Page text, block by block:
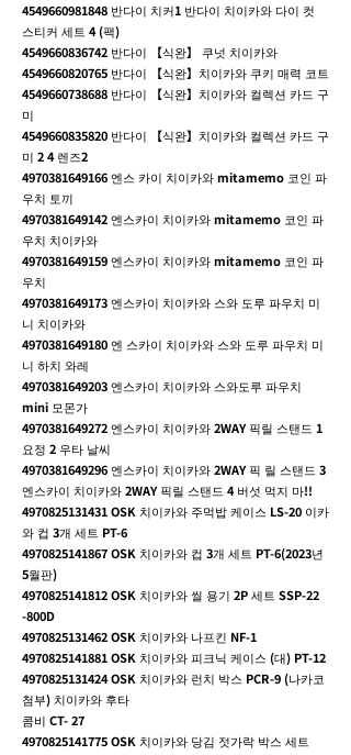
4549660981848 반다이 치커1 반다이 치이카와 다이 컷
스티커 세트 4 (팩)
4549660836742 반다이 【식완】 쿠넛 치이카와
4549660820765 반다이 【식완】치이카와 쿠키 매력 코트
4549660738688 반다이 【식완】치이카와 컬렉션 카드 구
미
4549660835820 반다이 【식완】치이카와 컬렉션 카드 구
미 2 4 렌즈2
4970381649166엔스 카이 치이카와 mitamemo 코인 파
우치 토끼
4970381649142엔스카이 치이카와 mitamemo 코인 파
우치 치이카와
4970381649159엔스카이 치이카와 mitamemo 코인 파
우치
4970381649173엔스카이 치이카와 스와 도루 파우치 미
니 치이카와
4970381649180엔 스카이 치이카와 스와 도루 파우치 미
니 하치 와레
4970381649203엔스카이 치이카와 스와도루 파우치
mini 모몬가
4970381649272엔스카이 치이카와 2WAY 픽릴 스탠드 1
요정 2 우타 날씨
4970381649296엔스카이 치이카와 2WAY 픽 릴 스탠드 3
엔스카이 치이카와 2WAY 픽릴 스탠드 4 버섯 먹지 마!!
4970825131431OSK 치이카와 주먹밥 케이스 LS-20 이카
와 컵 3개 세트 PT-6
4970825141867OSK 치이카와 컵 3개 세트 PT-6(2023년
5월판)
4970825141812OSK 치이카와 씰 용기 2P 세트 SSP-22
-800D
4970825131462OSK 치이카와 나프킨 NF-1
4970825141881OSK 치이카와 피크닉 케이스 (대) PT-12
4970825131424OSK 치이카와 런치 박스 PCR-9 (나카코
첨부) 치이카와 후타
콤비 CT- 27
4970825141775OSK 치이카와 당김 젓가락 박스 세트